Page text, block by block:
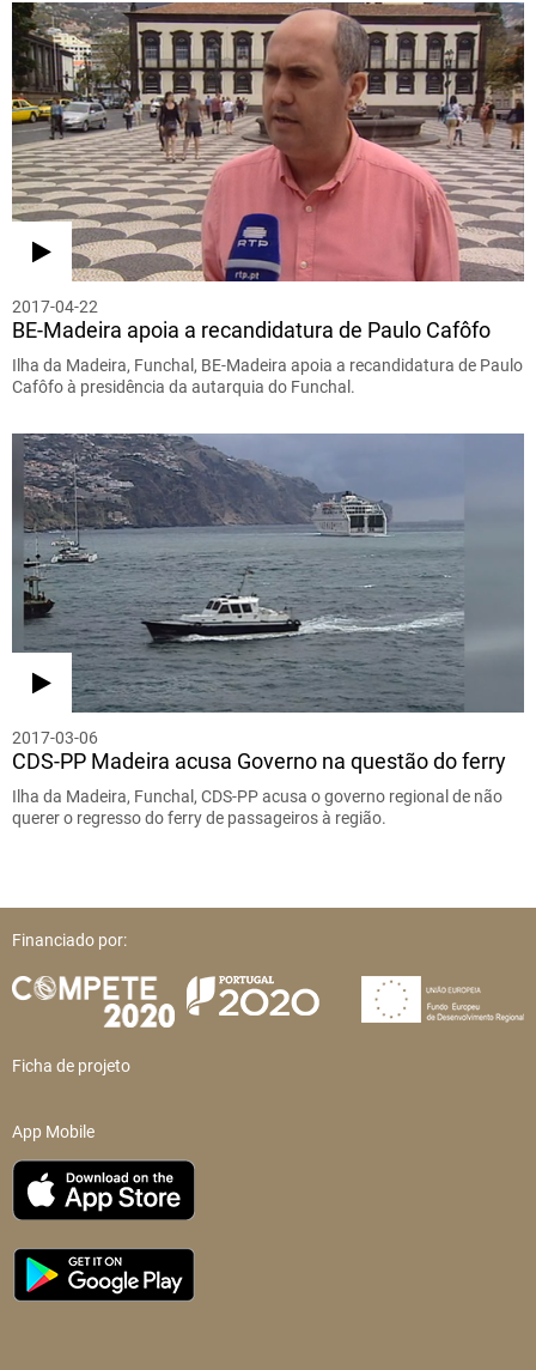
2017-04-22
BE-Madeira apoia a recandidatura de Paulo Cafôfo
Ilha da Madeira, Funchal, BE-Madeira apoia a recandidatura de Paulo
Cafôfo à presidência da autarquia do Funchal.
2017-03-06
CDS-PP Madeira acusa Governo na questão do ferry
Ilha da Madeira, Funchal, CDS-PP acusa o governo regional de não
querer o regresso do ferry de passageiros à região.
Financiado por:
Ficha de projeto
App Mobile